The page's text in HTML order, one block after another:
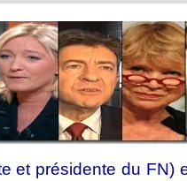
et présidente du FN)